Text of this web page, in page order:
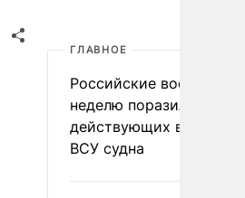
ГЛАВНОЕ
Российские военные за
неделю поразили 34
действующих в
ВСУ судна